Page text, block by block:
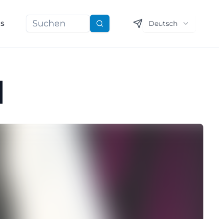
Suchen Deutsch